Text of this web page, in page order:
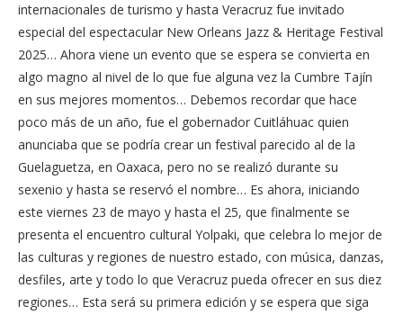
internacionales de turismo y hasta Veracruz fue invitado
especial del espectacular New Orleans Jazz & Heritage Festival
2025… Ahora viene un evento que se espera se convierta en
algo magno al nivel de lo que fue alguna vez la Cumbre Tajín
en sus mejores momentos… Debemos recordar que hace
poco más de un año, fue el gobernador Cuitláhuac quien
anunciaba que se podría crear un festival parecido al de la
Guelaguetza, en Oaxaca, pero no se realizó durante su
sexenio y hasta se reservó el nombre… Es ahora, iniciando
este viernes 23 de mayo y hasta el 25, que finalmente se
presenta el encuentro cultural Yolpaki, que celebra lo mejor de
las culturas y regiones de nuestro estado, con música, danzas,
desfiles, arte y todo lo que Veracruz pueda ofrecer en sus diez
regiones… Esta será su primera edición y se espera que siga